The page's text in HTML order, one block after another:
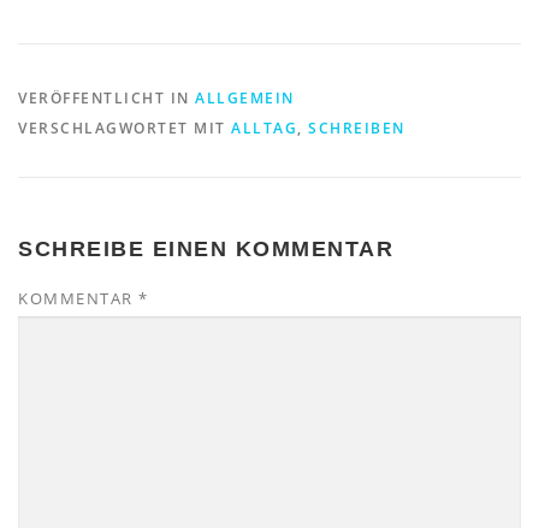
VERÖFFENTLICHT IN ALLGEMEIN
VERSCHLAGWORTET MIT ALLTAG, SCHREIBEN
SCHREIBE EINEN KOMMENTAR
KOMMENTAR *